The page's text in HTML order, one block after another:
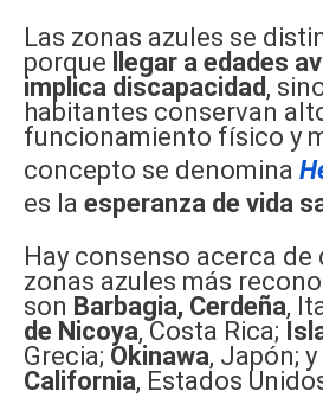
Las zonas azules se
porque llegar a edades
implica discapacidad ,
habitantes conservan
funcionamiento físico y
concepto se denomina
es la esperanza de vida
Hay consenso acerca de
zonas azules más
son Barbagia, Cerdeña,
de Nicoya, Costa Rica;
Grecia; Okinawa, Japón; y
California, Estados